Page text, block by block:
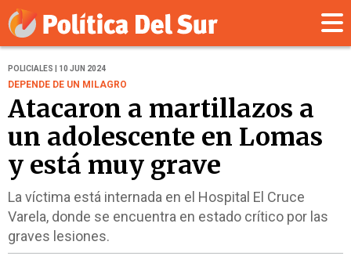
POLICIALES | 10 JUN 2024
DEPENDE DE UN MILAGRO
Atacaron a martillazos a
un adolescente en Lomas
y está muy grave
La víctima está internada en el Hospital El Cruce
Varela, donde se encuentra en estado crítico por las
graves lesiones.